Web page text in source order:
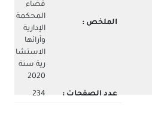
الملخص :
قضاء
المحكمة
الإدارية
وآرائها
الاستشا
رية سنة
2020
عدد الصفحات : 234